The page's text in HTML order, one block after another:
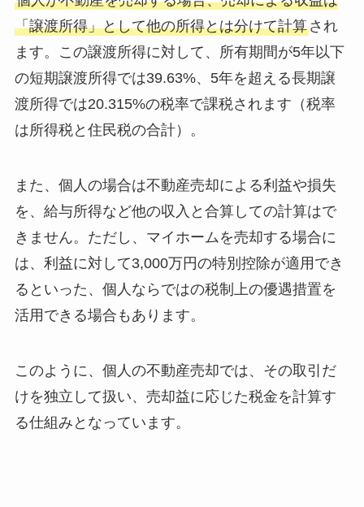
「譲渡所得」として他の所得とは分けて計算され
ます。この譲渡所得に対して、所有期間が5年以下
の短期譲渡所得では39.63%、5年を超える長期譲
渡所得では20.315%の税率で課税されます（税率
は所得税と住民税の合計）。
また、個人の場合は不動産売却による利益や損失
を、給与所得など他の収入と合算しての計算はで
きません。ただし、マイホームを売却する場合に
は、利益に対して3,000万円の特別控除が適用でき
るといった、個人ならではの税制上の優遇措置を
活用できる場合もあります。
このように、個人の不動産売却では、その取引だ
けを独立して扱い、売却益に応じた税金を計算す
る仕組みとなっています。